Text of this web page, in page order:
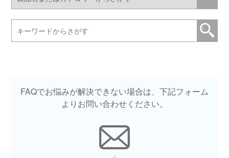
FAQでお悩みが解決できない場合は、下記フォーム
よりお問い合わせください。